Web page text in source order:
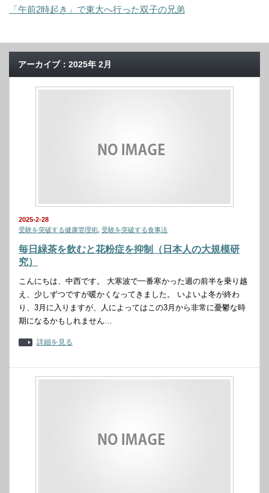
「午前2時起き」で東大へ行った双子の兄弟
アーカイブ：2025年 2月
2025-2-28
受験を突破する健康管理術 受験を突破する食事法
毎日緑茶を飲むと花粉症を抑制（日本人の大規模研
究）
こんにちは、中西です。 大寒波で一番寒かった週の前半を乗り越
え、少しずつですが暖かくなってきました。 いよいよ冬が終わ
り、3月に入りますが、人によってはこの3月から非常に憂鬱な時
期になるかもしれません…
詳細を見る